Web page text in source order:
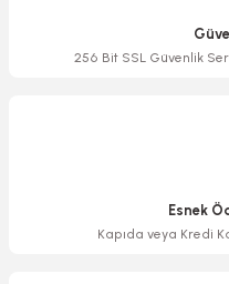
Ürün bilgilerinde hatalar
256 Bit SSL Güvenlik
Esnek
Kapıda veya Kredi